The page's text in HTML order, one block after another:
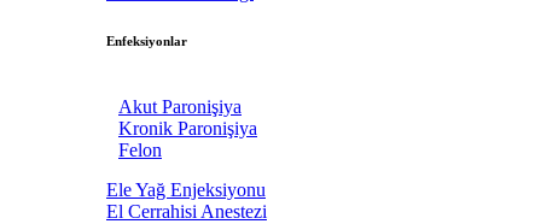
Enfeksiyonlar
Akut Paronişiya
Kronik Paronişiya
Felon
Ele Yağ Enjeksiyonu
El Cerrahisi Anestezi